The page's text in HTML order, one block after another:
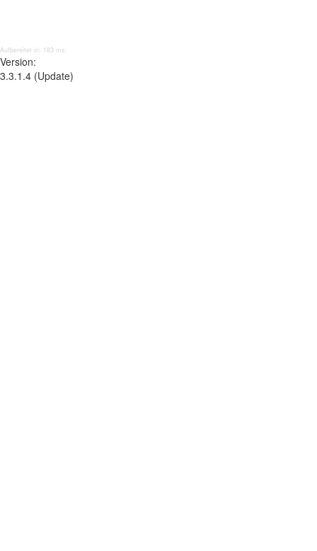
Aufbereitet in: 183 ms;
Version:
3.3.1.4 (Update)